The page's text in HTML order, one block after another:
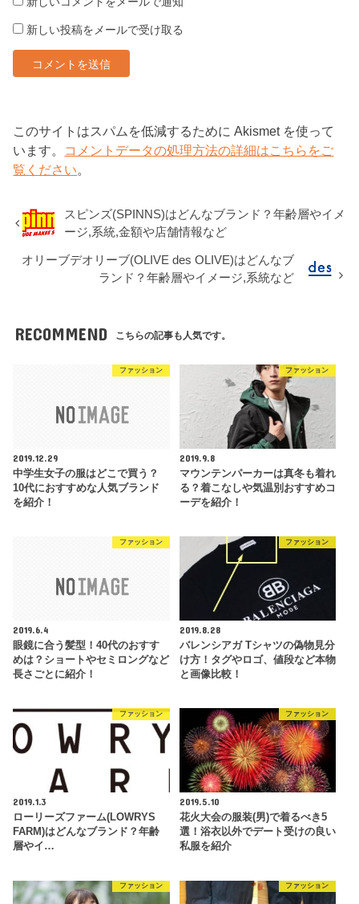
新しい投稿をメールで受け取る
このサイトはスパムを低減するために Akismet を使って
います。 コメントデータの処理方法の詳細はこちらをご
覧ください。
スピンズ(SPINNS)はどんなブランド？年齢層やイメ
ージ,系統,金額や店舗情報など
オリーブデオリーブ(OLIVE des OLIVE)はどんなブ
ランド？年齢層やイメージ,系統など
RECOMMEND こちらの記事も人気です。
ファッション
2019.12.29
中学生女子の服はどこで買う？
10代におすすめな人気ブランド
を紹介！
ファッション
2019.9.8
マウンテンパーカーは真冬も着れ
る？着こなしや気温別おすすめコ
ーデを紹介！
ファッション
2019.6.4
眼鏡に合う髪型！40代のおすす
めは？ショートやセミロングなど
長さごとに紹介！
ファッション
2019.8.28
バレンシアガ Tシャツの偽物見分
け方！タグやロゴ、値段など本物
と画像比較！
ファッション
2019.1.3
ローリーズファーム(LOWRYS
FARM)はどんなブランド？年齢
層やイ…
ファッション
2019.5.10
花火大会の服装(男)で着るべき5
選！浴衣以外でデート受けの良い
私服を紹介
ファッション ファッション